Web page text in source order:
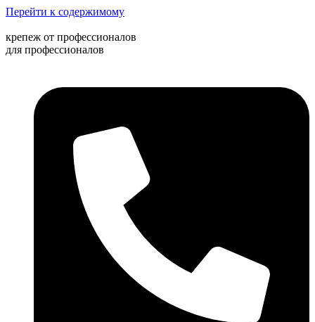
Перейти к содержимому
крепеж от профессионалов
для профессионалов